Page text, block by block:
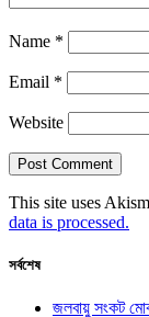
Name *
Email *
Website
This site uses
data is processed.
সর্বশেষ
জলবায়ু সংকট